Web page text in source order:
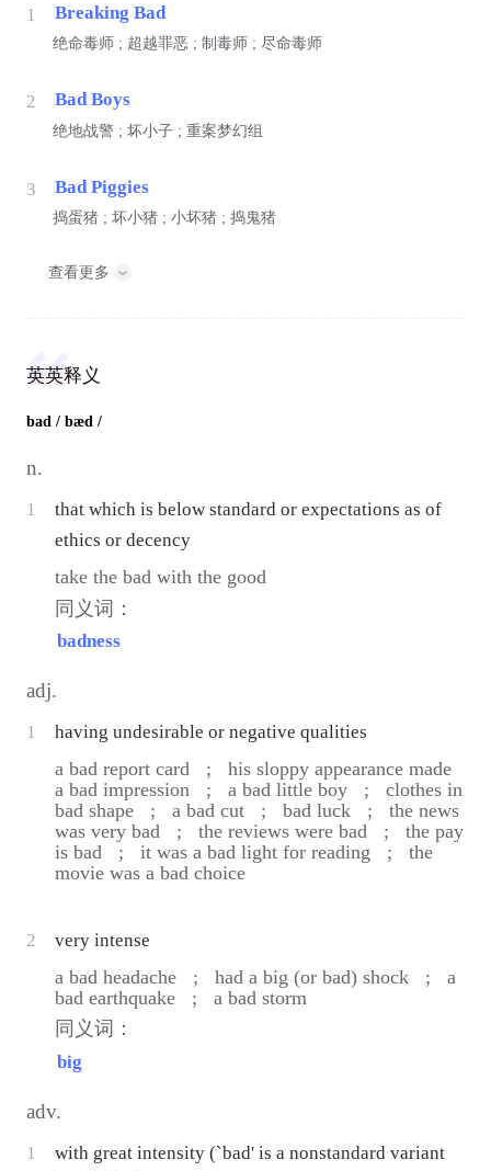
1 Breaking Bad
绝命毒师 ; 超越罪恶 ; 制毒师 ; 尽命毒师
2 Bad Boys
绝地战警 ; 坏小子 ; 重案梦幻组
3 Bad Piggies
捣蛋猪 ; 坏小猪 ; 小坏猪 ; 捣鬼猪
查看更多
英英释义
bad / bæd /
n.
1
that which is below standard or expectations as of
ethics or decency
take the bad with the good
同义词：
badness
adj.
1 having undesirable or negative qualities
a bad report card ;
his sloppy appearance made
a bad impression ;
a bad little boy ;
clothes in
bad shape ;
a bad cut ; bad luck ;
the news
was very bad ;
the reviews were bad ;
the pay
is bad ;
it was a bad light for reading ;
the
movie was a bad choice
2 very intense
a bad headache ; had a big (or bad) shock ;
a
bad earthquake ;
a bad storm
同义词：
big
adv.
1
with great intensity (`bad' is a nonstandard variant